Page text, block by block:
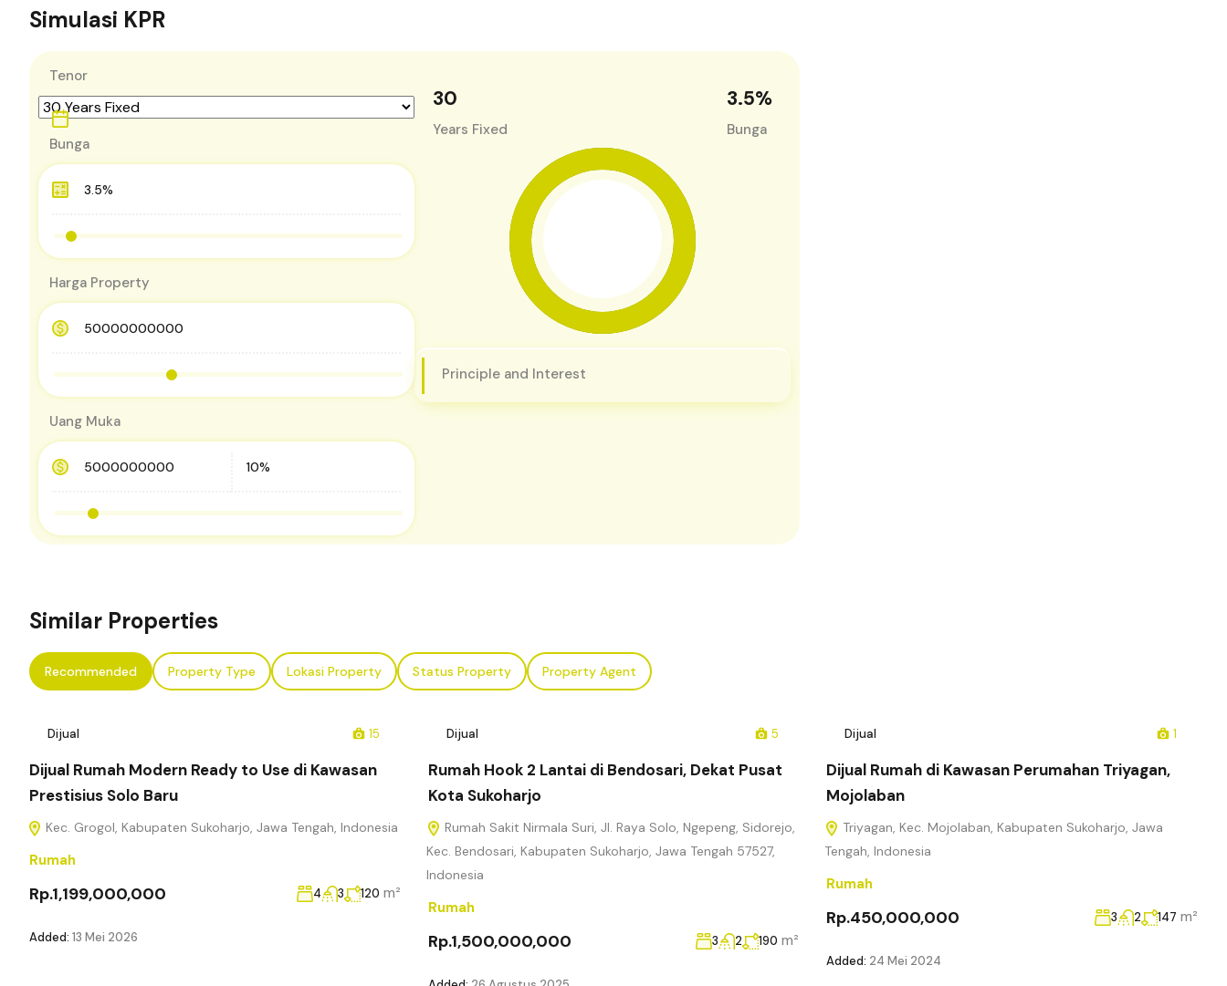
Simulasi KPR
Tenor
Bunga
Harga Property
Uang Muka
30
Years Fixed
3.5%
Bunga
Principle and Interest
Similar Properties
Recommended Property Type Lokasi Property Status Property Property Agent
Dijual 15
Dijual Rumah Modern Ready to Use di Kawasan
Prestisius Solo Baru
Kec. Grogol, Kabupaten Sukoharjo, Jawa Tengah, Indonesia
Rumah
Rp.1,199,000,000 4 3 120 m²
Added: 13 Mei 2026
Dijual 5
Rumah Hook 2 Lantai di Bendosari, Dekat Pusat
Kota Sukoharjo
Rumah Sakit Nirmala Suri, Jl. Raya Solo, Ngepeng, Sidorejo,
Kec. Bendosari, Kabupaten Sukoharjo, Jawa Tengah 57527,
Indonesia
Rumah
Rp.1,500,000,000 3 2 190 m²
Dijual 1
Dijual Rumah di Kawasan Perumahan Triyagan,
Mojolaban
Triyagan, Kec. Mojolaban, Kabupaten Sukoharjo, Jawa
Tengah, Indonesia
Rumah
Rp.450,000,000 3 2 147 m²
Added: 24 Mei 2024